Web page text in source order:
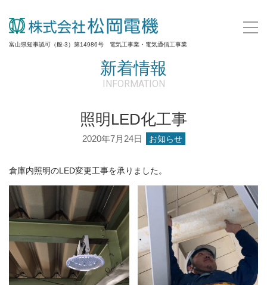
富山県知事認可（般-3）第14986号 電気工事業・電気通信工事業
新着情報
INFORMATION
照明LED化工事
2020年7月24日 お知らせ
倉庫内照明のLED変更工事を承りました。